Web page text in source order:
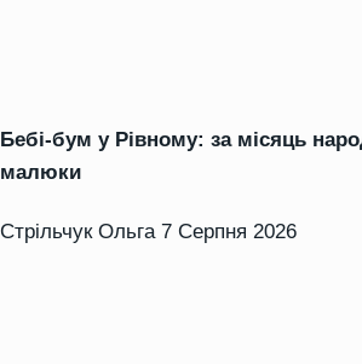
Бебі-бум у Рівному: за місяць
малюки
Стрільчук Ольга 7 Серпня 2026